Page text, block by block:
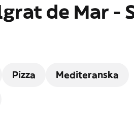
de Mar -
Pizza Mediteranska